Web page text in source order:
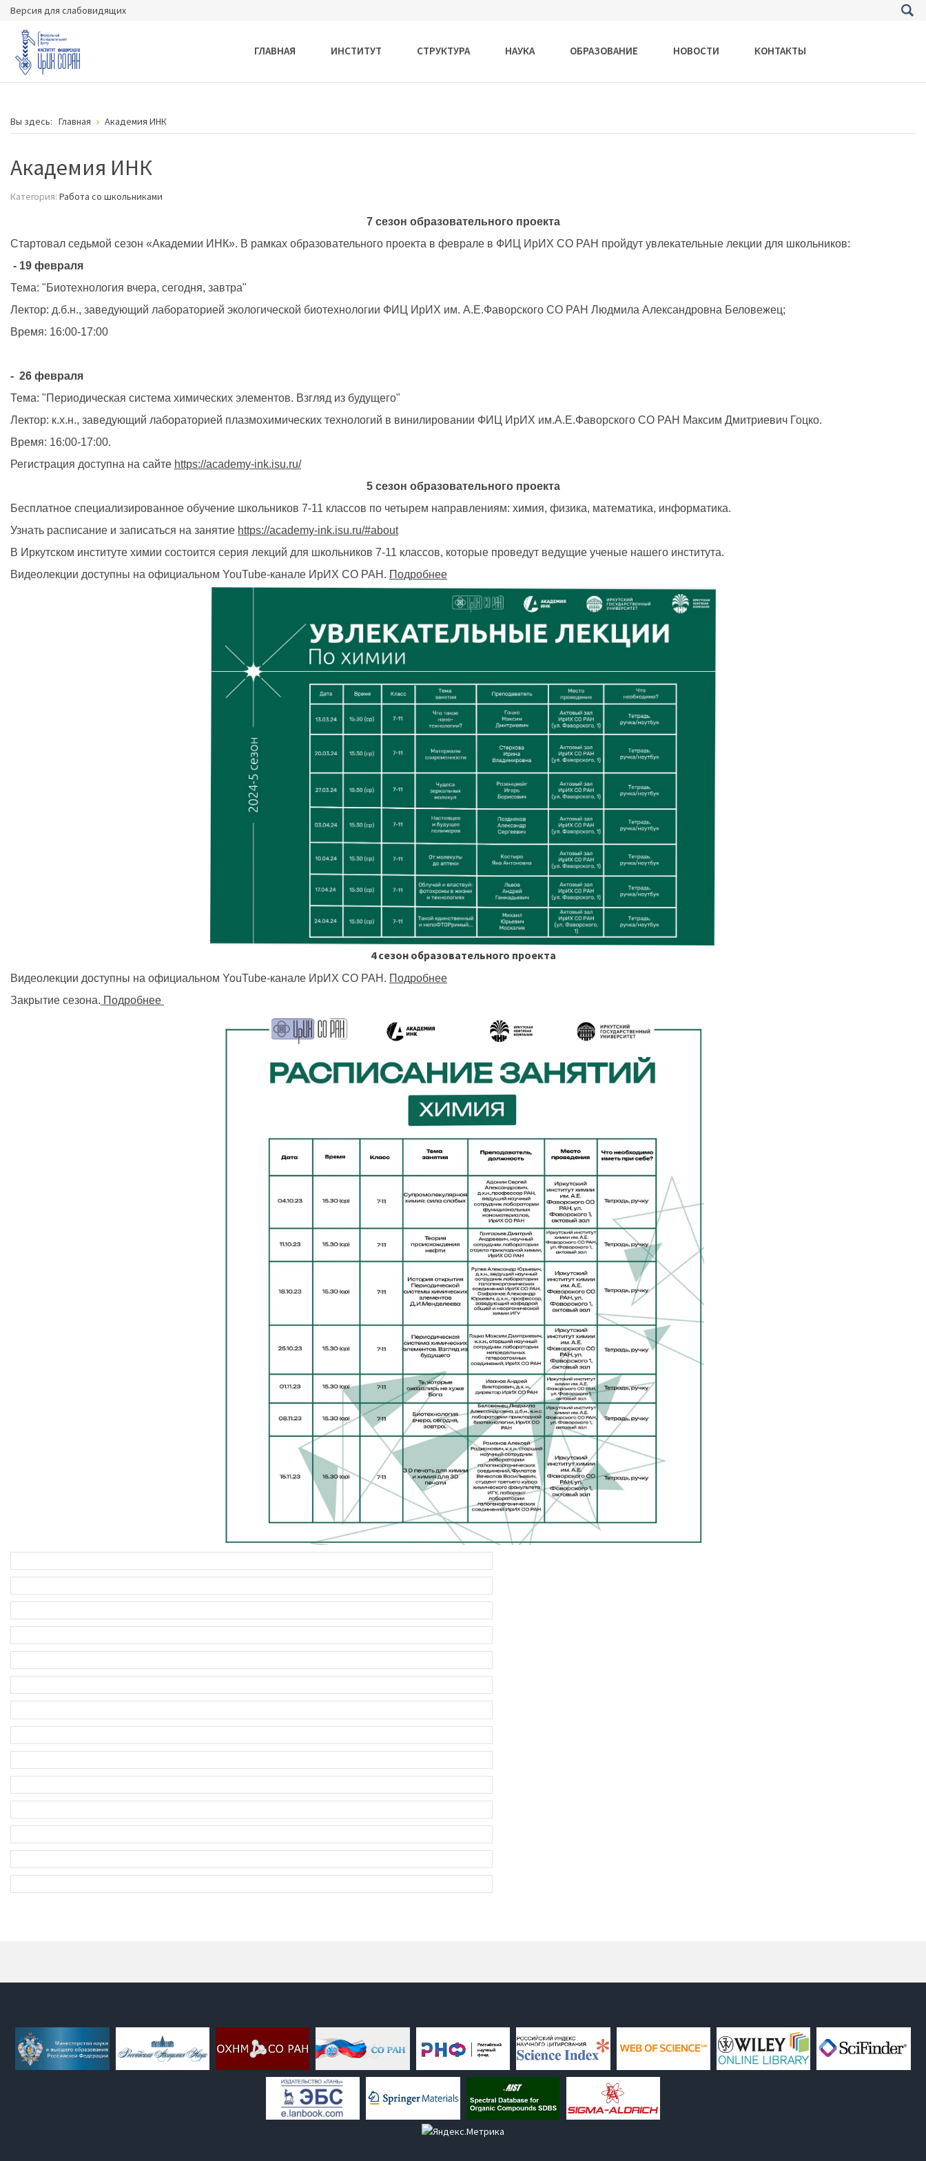
Версия для слабовидящих
ГЛАВНАЯ ИНСТИТУТ СТРУКТУРА НАУКА ОБРАЗОВАНИЕ НОВОСТИ КОНТАКТЫ
Вы здесь: Главная Академия ИНК
Академия ИНК
Категория: Работа со школьниками
7 сезон образовательного проекта
Стартовал седьмой сезон «Академии ИНК». В рамках образовательного проекта в феврале в ФИЦ ИрИХ СО РАН пройдут увлекательные лекции для школьников:
- 19 февраля
Тема: "Биотехнология вчера, сегодня, завтра"
Лектор: д.б.н., заведующий лабораторией экологической биотехнологии ФИЦ ИрИХ им. А.Е.Фаворского СО РАН Людмила Александровна Беловежец;
Время: 16:00-17:00
- 26 февраля
Тема: "Периодическая система химических элементов. Взгляд из будущего"
Лектор: к.х.н., заведующий лабораторией плазмохимических технологий в винилировании ФИЦ ИрИХ им.А.Е.Фаворского СО РАН Максим Дмитриевич Гоцко.
Время: 16:00-17:00.
Регистрация доступна на сайте https://academy-ink.isu.ru/
5 сезон образовательного проекта
Бесплатное специализированное обучение школьников 7-11 классов по четырем направлениям: химия, физика, математика, информатика.
Узнать расписание и записаться на занятие https://academy-ink.isu.ru/#about
В Иркутском институте химии состоится серия лекций для школьников 7-11 классов, которые проведут ведущие ученые нашего института.
Видеолекции доступны на официальном YouTube-канале ИрИХ СО РАН. Подробнее
4 сезон образовательного проекта
Видеолекции доступны на официальном YouTube-канале ИрИХ СО РАН. Подробнее
Закрытие сезона. Подробнее